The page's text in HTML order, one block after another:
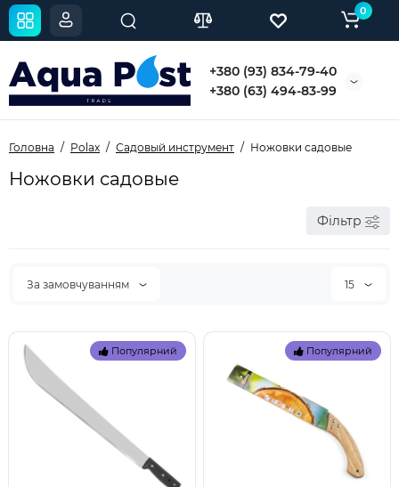
+380 (93) 834-79-40
+380 (63) 494-83-99
0
Головна Polax Садовый инструмент Ножовки садовые
Ножовки садовые
Фільтр
За замовчуванням 15
Популярний Популярний